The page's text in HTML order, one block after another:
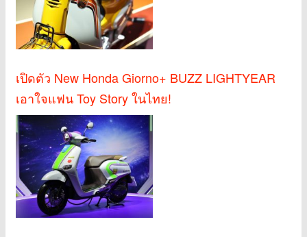
เปิดตัว New Honda Giorno+ BUZZ LIGHTYEAR
เอาใจแฟน Toy Story ในไทย!